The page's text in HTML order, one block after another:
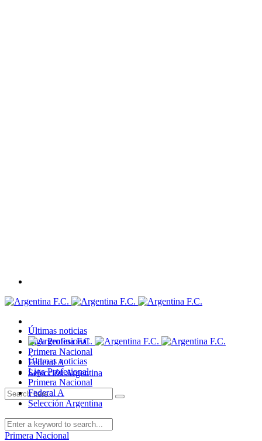
Últimas noticias
Liga Profesional
Primera Nacional
Federal A
Selección Argentina
Últimas noticias
Liga Profesional
Primera Nacional
Federal A
Selección Argentina
Primera Nacional